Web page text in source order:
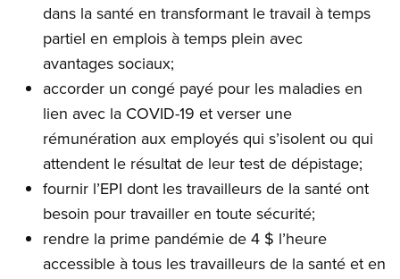
dans la santé en transformant le travail à temps
partiel en emplois à temps plein avec
avantages sociaux;
accorder un congé payé pour les maladies en
lien avec la COVID-19 et verser une
rémunération aux employés qui s’isolent ou qui
attendent le résultat de leur test de dépistage;
fournir l’EPI dont les travailleurs de la santé ont
besoin pour travailler en toute sécurité;
rendre la prime pandémie de 4 $ l’heure
accessible à tous les travailleurs de la santé et en